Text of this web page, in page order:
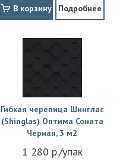
В корзину Подробнее
Гибкая черепица Шинглас
(Shinglas) Оптима Соната
Черная, 3 м2
1 280 р./упак